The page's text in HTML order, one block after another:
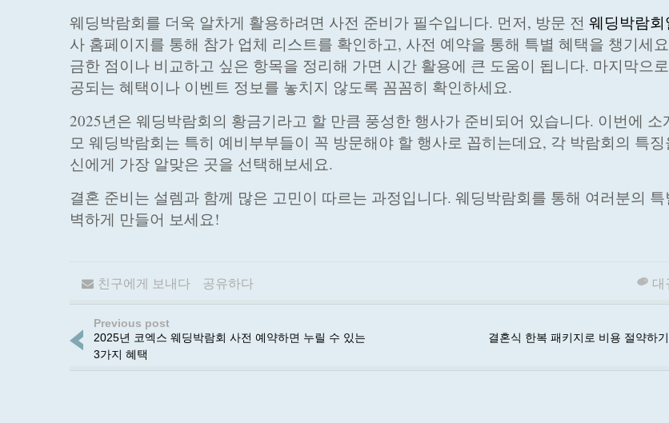
웨딩박람회를 더욱 알차게 활용하려면 사전 준비가 필수입니다. 먼저, 방문 전 웨딩박람회
사 홈페이지를 통해 참가 업체 리스트를 확인하고, 사전 예약을 통해 특별 혜택을 챙기세
금한 점이나 비교하고 싶은 항목을 정리해 가면 시간 활용에 큰 도움이 됩니다. 마지막으
공되는 혜택이나 이벤트 정보를 놓치지 않도록 꼼꼼히 확인하세요.
2025년은 웨딩박람회의 황금기라고 할 만큼 풍성한 행사가 준비되어 있습니다. 이번에 소
모 웨딩박람회는 특히 예비부부들이 꼭 방문해야 할 행사로 꼽히는데요, 각 박람회의 특
신에게 가장 알맞은 곳을 선택해보세요.
결혼 준비는 설렘과 함께 많은 고민이 따르는 과정입니다. 웨딩박람회를 통해 여러분의
벽하게 만들어 보세요!
친구에게 보내다 공유하다 대
Previous post
2025년 코엑스 웨딩박람회 사전 예약하면 누릴 수 있는
3가지 혜택
결혼식 한복 패키지로 비용 절약하